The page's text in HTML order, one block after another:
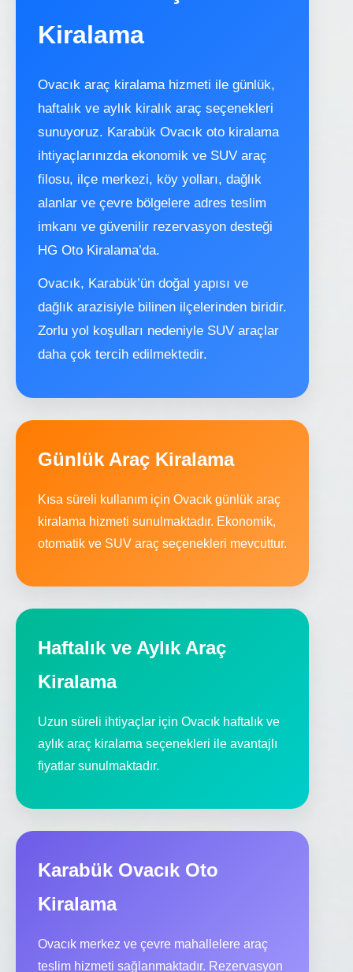
Kiralama
Ovacık araç kiralama hizmeti ile günlük,
haftalık ve aylık kiralık araç seçenekleri
sunuyoruz. Karabük Ovacık oto kiralama
ihtiyaçlarınızda ekonomik ve SUV araç
filosu, ilçe merkezi, köy yolları, dağlık
alanlar ve çevre bölgelere adres teslim
imkanı ve güvenilir rezervasyon desteği
HG Oto Kiralama’da.
Ovacık, Karabük’ün doğal yapısı ve
dağlık arazisiyle bilinen ilçelerinden biridir.
Zorlu yol koşulları nedeniyle SUV araçlar
daha çok tercih edilmektedir.
Günlük Araç Kiralama
Kısa süreli kullanım için Ovacık günlük araç
kiralama hizmeti sunulmaktadır. Ekonomik,
otomatik ve SUV araç seçenekleri mevcuttur.
Haftalık ve Aylık Araç
Kiralama
Uzun süreli ihtiyaçlar için Ovacık haftalık ve
aylık araç kiralama seçenekleri ile avantajlı
fiyatlar sunulmaktadır.
Karabük Ovacık Oto
Kiralama
Ovacık merkez ve çevre mahallelere araç
teslim hizmeti sağlanmaktadır. Rezervasyon